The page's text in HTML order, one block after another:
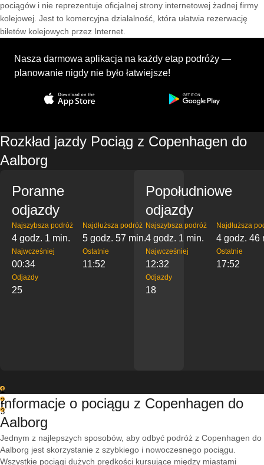
pociągów i nie reprezentuje oficjalnej strony internetowej żadnej firmy
kolejowej. Jest to komercyjna działalność, która ułatwia rezerwację
biletów kolejowych przez Internet.
Nasza darmowa aplikacja na każdy etap podróży —
planowanie nigdy nie było łatwiejsze!
Rozkład jazdy Pociąg z Copenhagen do
Aalborg
Poranne
odjazdy
Najszybsza podróż
4 godz. 1 min.
Najdłuższa podróż
5 godz. 57 min.
Najwcześniej
00:34
Ostatnie
11:52
Odjazdy
25
Popołudniowe
odjazdy
Najszybsza podróż
4 godz. 1 min.
Najdłuższa
4 godz. 46
Najwcześniej
12:32
Ostatnie
17:52
Odjazdy
18
1
2
3
Informacje o pociągu z Copenhagen do
Aalborg
Jednym z najlepszych sposobów, aby odbyć podróż z Copenhagen do
Aalborg jest skorzystanie z szybkiego i nowoczesnego pociągu.
Wszystkie pociągi dużych prędkości kursujące między miastami